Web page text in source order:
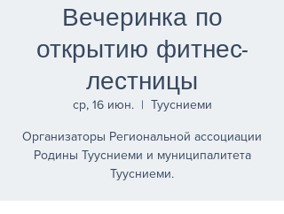
Вечеринка по
открытию фитнес-
лестницы
ср, 16 июн.
  |
Туусниеми
Организаторы Региональной ассоциации
Родины Туусниеми и муниципалитета
Туусниеми.